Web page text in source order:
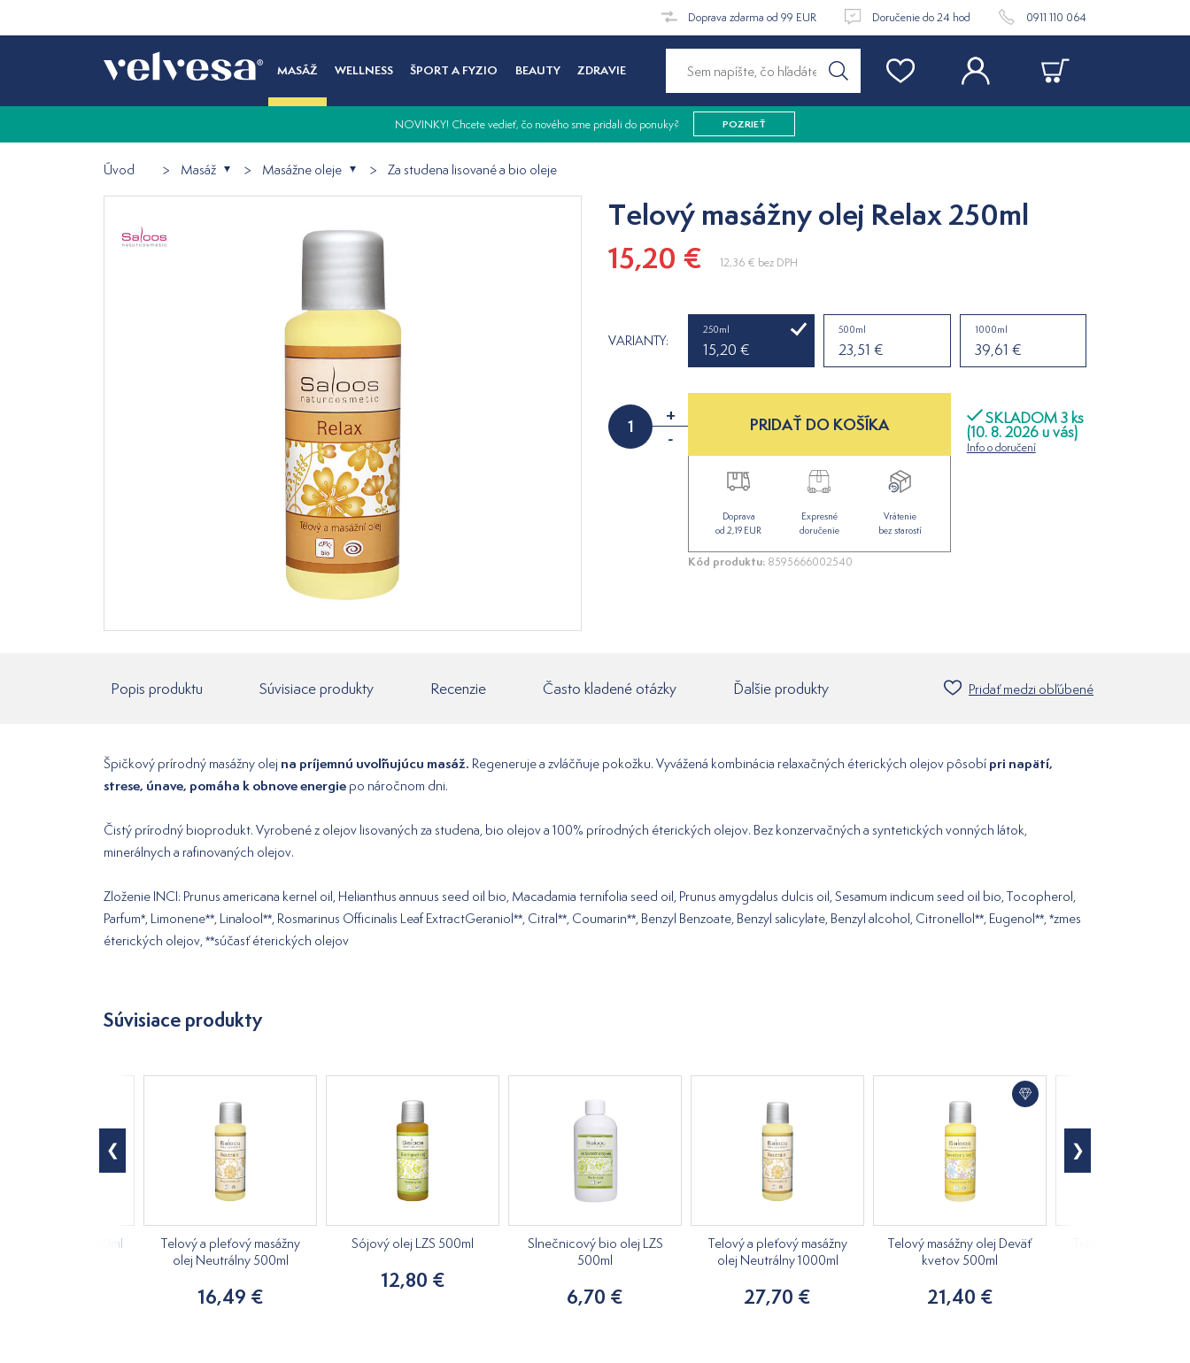
Doprava zdarma od 99 EUR Doručenie do 24 hod 0911 110 064
MASÁŽ WELLNESS ŠPORT A FYZIO BEAUTY ZDRAVIE
NOVINKY! Chcete vedieť, čo nového sme pridali do ponuky? POZRIEŤ
Úvod Masáž Masážne oleje Za studena lisované a bio oleje
Telový masážny olej Relax 250ml
15,20 €
12,36 € bez DPH
VARIANTY:
250ml
15,20 €
500ml
23,51 €
1000ml
39,61 €
+
-
SKLADOM 3 ks
(10. 8. 2026 u vás)
Info o doručení
PRIDAŤ DO KOŠÍKA
Doprava
od 2,19 EUR
Expresné
doručenie
Vrátenie
bez starostí
Kód produktu: 8595666002540
Popis produktu Súvisiace produkty Recenzie Často kladené otázky Ďalšie produkty Pridať medzi obľúbené
Špičkový prírodný masážny olej na príjemnú uvoľňujúcu masáž. Regeneruje a zvláčňuje pokožku. Vyvážená kombinácia relaxačných éterických olejov pôsobí pri napätí,
strese, únave, pomáha k obnove energie po náročnom dni.
Čistý prírodný bioprodukt. Vyrobené z olejov lisovaných za studena, bio olejov a 100% prírodných éterických olejov. Bez konzervačných a syntetických vonných látok,
minerálnych a rafinovaných olejov.
Zloženie INCI: Prunus americana kernel oil, Helianthus annuus seed oil bio, Macadamia ternifolia seed oil, Prunus amygdalus dulcis oil, Sesamum indicum seed oil bio, Tocopherol,
Parfum*, Limonene**, Linalool**, Rosmarinus Officinalis Leaf ExtractGeraniol**, Citral**, Coumarin**, Benzyl Benzoate, Benzyl salicylate, Benzyl alcohol, Citronellol**, Eugenol**, *zmes
éterických olejov, **súčasť éterických olejov
Súvisiace produkty
olej LZS 1000ml
Telový a pleťový masážny
olej Neutrálny 500ml
16,49 €
Sójový olej LZS 500ml
12,80 €
Slnečnicový bio olej LZS
500ml
6,70 €
Telový a pleťový masážny
olej Neutrálny 1000ml
27,70 €
Telový masážny olej Deväť
kvetov 500ml
21,40 €